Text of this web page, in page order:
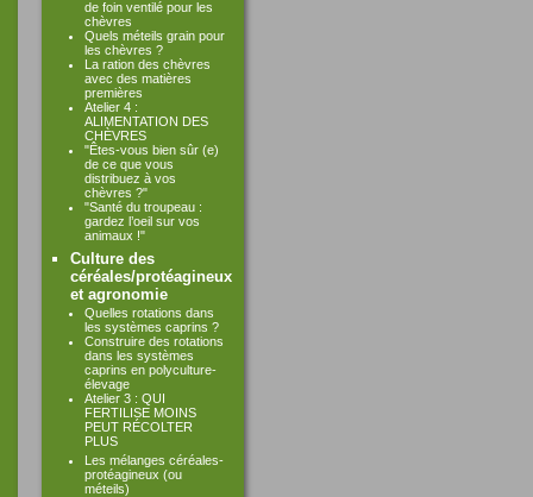
de foin ventilé pour les
chèvres
Quels méteils grain pour
les chèvres ?
La ration des chèvres
avec des matières
premières
Atelier 4 :
ALIMENTATION DES
CHÈVRES
"Êtes-vous bien sûr (e)
de ce que vous
distribuez à vos
chèvres ?"
"Santé du troupeau :
gardez l’oeil sur vos
animaux !"
Culture des
céréales/protéagineux
et agronomie
Quelles rotations dans
les systèmes caprins ?
Construire des rotations
dans les systèmes
caprins en polyculture-
élevage
Atelier 3 : QUI
FERTILISE MOINS
PEUT RÉCOLTER
PLUS
Les mélanges céréales-
protéagineux (ou
méteils)